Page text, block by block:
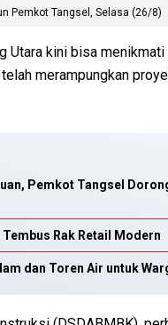
Pemkot Tangsel, Selasa (26/8)
Utara kini bisa
merampungkan
Pemkot Tangsel
Rak Retail Modern
dan Toren Air untuk